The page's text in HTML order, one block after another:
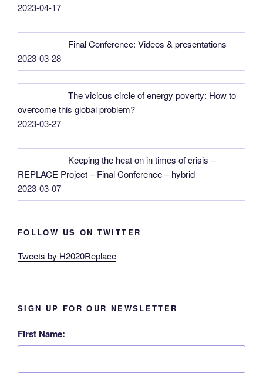
2023-04-17
Final Conference: Videos & presentations
2023-03-28
The vicious circle of energy poverty: How to
overcome this global problem?
2023-03-27
Keeping the heat on in times of crisis –
REPLACE Project – Final Conference – hybrid
2023-03-07
FOLLOW US ON TWITTER
Tweets by H2020Replace
SIGN UP FOR OUR NEWSLETTER
First Name: